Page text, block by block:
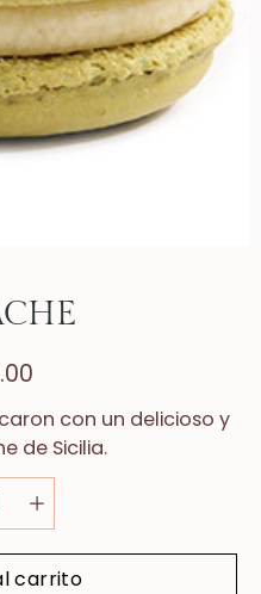
con un delicioso y
de Sicilia.
carrito